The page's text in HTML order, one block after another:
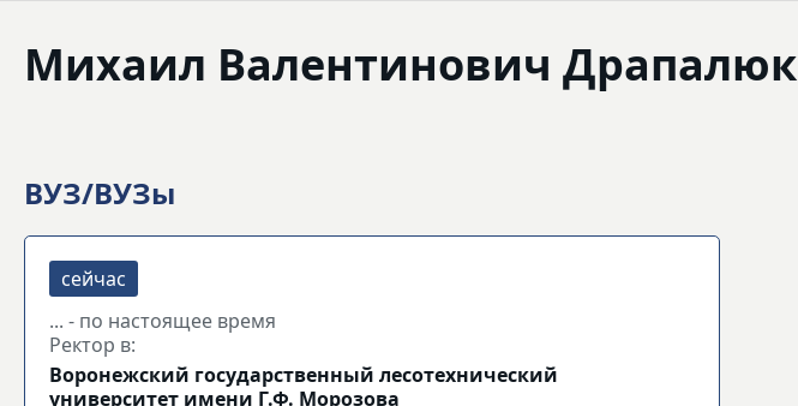
Михаил Валентинович Драпалюк
ВУЗ/ВУЗы
... - по настоящее время
Ректор в:
Воронежский государственный лесотехнический
университет имени Г.Ф. Морозова